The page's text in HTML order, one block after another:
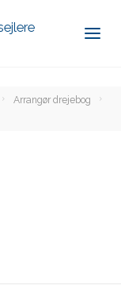
Arrangør drejebog